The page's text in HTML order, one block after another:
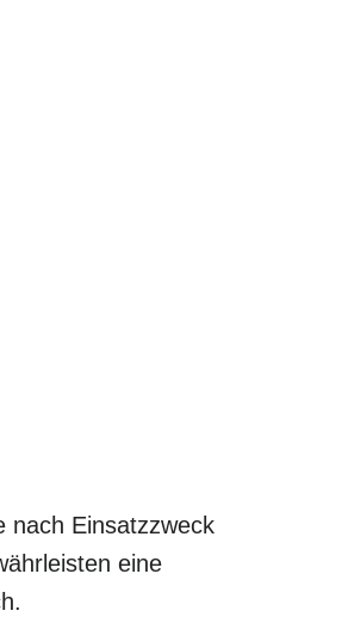
nach Einsatzzweck
eine